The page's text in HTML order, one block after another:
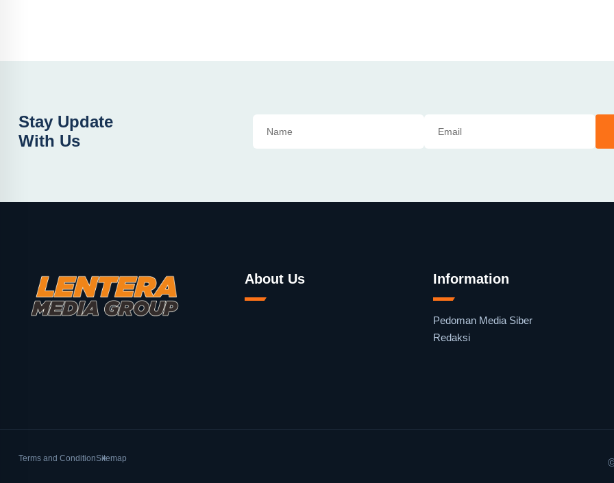
Stay Update
With Us
About Us Information
Pedoman Media Siber
Redaksi
Terms and ConditionSitemap